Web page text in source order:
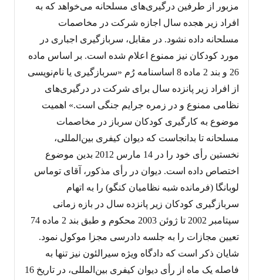
مزبور از طرفین درگیری‌های مسلحانه می‌خواهد که به
افراد زیر هجده سال اجازه شرکت در مخاصمات
مسلحانه داده نشود. در مقابل، سربازگیری اجباری در
مورد کودکان نیز ممنوع اعلام شده است. بر اساس ماده
26 و بند 2 ماده 8 اساسنامه رُم «سربازگیری یا نام‌نویسی
از افراد زیر پانزده سال برای شرکت در درگیری‌های
نظامی ممنوع و در زمره جرایم جنگی است.» اهمیت
موضوع به کارگیری کودکان سرباز در مخاصمات
مسلحانه تا بدانجاست که دیوان کیفری بین‌المللی،
نخستین رأی خود را در 14 مارس 2012 بدین موضوع
اختصاص داده است. دیوان در رأی مذکور، آقای توماس
لوبانگا (فرمانده شبه نظامیان کنگو) را به اتهام
سرباز‌گیری کودکان زیر پانزده سال در بازه زمانی
سپتامبر 2002 تا ژوئن 2003 محکوم و طبق بند 2 ماده 74
تعیین مجازات را به جلسه دادرسی مجزا موکول نمود.
شایان ذکر است که دادگاه ویژه سیرالئون نیز تنها به
فاصله یک ماه از رأی دیوان کیفری بین‌المللی، در تاریخ 16